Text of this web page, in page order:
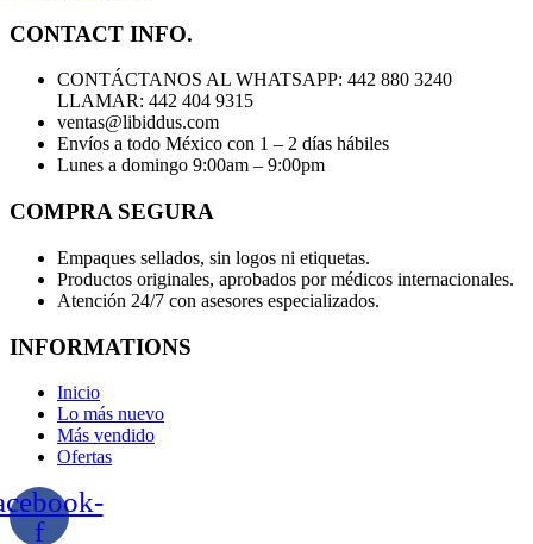
CONTACT INFO.
CONTÁCTANOS AL WHATSAPP: 442 880 3240
LLAMAR: 442 404 9315
ventas@libiddus.com
Envíos a todo México con 1 – 2 días hábiles
Lunes a domingo 9:00am – 9:00pm
COMPRA SEGURA
Empaques sellados, sin logos ni etiquetas.
Productos originales, aprobados por médicos internacionales.
Atención 24/7 con asesores especializados.
INFORMATIONS
Inicio
Lo más nuevo
Más vendido
Ofertas
f